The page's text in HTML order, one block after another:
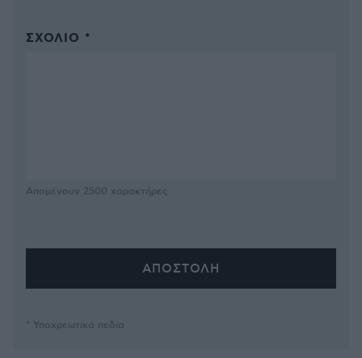
ΣΧΌΛΙΟ *
Απομένουν 2500 χαρακτήρες
* Υποχρεωτικά πεδία